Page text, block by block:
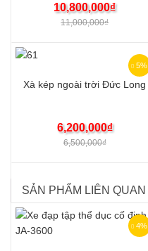
11,000,000₫
10,800,000₫
5%
Xà kép ngoài trời Đức Long
6,500,000₫
6,200,000₫
SẢN PHẨM LIÊN QUAN
4%